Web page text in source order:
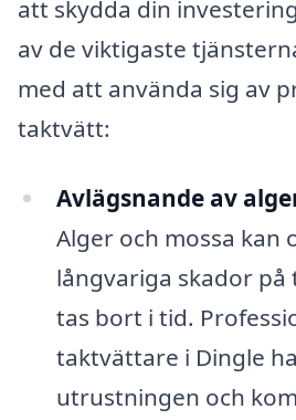
att skydda din
av de viktigaste
med att använda sig av
taktvätt:
Avlägsnande av
Alger och mossa kan
långvariga skador på
tas bort i tid.
taktvättare i Dingle
utrustningen och